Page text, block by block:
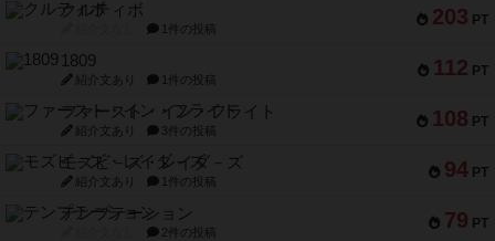
203 PT
クルティボ
1件の投稿
112 PT
1809
紹介文あり 1件の投稿
108 PT
ファースト・イン・フライト
紹介文あり 3件の投稿
94 PT
モズビ－ズ・レイダ－ズ
紹介文あり 1件の投稿
79 PT
テンプテーション
2件の投稿